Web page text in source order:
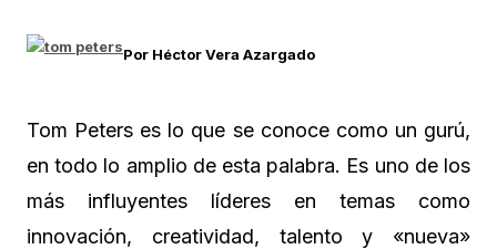
Por Héctor Vera Azargado
Tom Peters es lo que se conoce como un gurú,
en todo lo amplio de esta palabra. Es uno de los
más influyentes líderes en temas como
innovación, creatividad, talento y «nueva»